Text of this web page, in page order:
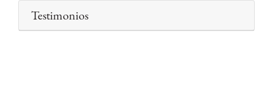
Testimonios